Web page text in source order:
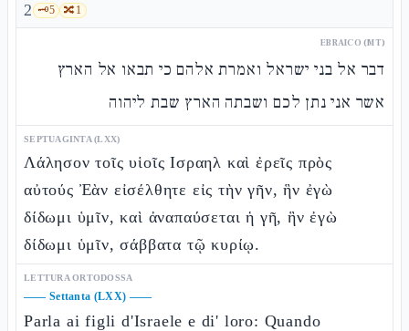
2 🗝️5 🔀1
EBRAICO (MT)
דבר אל בני ישראל ואמרת אלהם כי תבאו אל הארץ
אשר אני נתן לכם ושבתה הארץ שבת ליהוה
SEPTUAGINTA (LXX)
Λάλησον τοῖς υἱοῖς Ισραηλ καὶ ἐρεῖς πρὸς
αὐτούς Ἐὰν εἰσέλθητε εἰς τὴν γῆν, ἣν ἐγὼ
δίδωμι ὑμῖν, καὶ ἀναπαύσεται ἡ γῆ, ἣν ἐγὼ
δίδωμι ὑμῖν, σάββατα τῷ κυρίῳ.
LETTURA ORTODOSSA
—— Settanta (LXX) ——
Parla ai figli d'Israele e di' loro: Quando